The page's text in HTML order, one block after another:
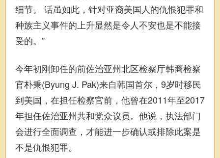
细节。 话虽如此，针对亚裔美国人的仇恨犯罪和
种族主义事件的上升显然是令人不安也是不能接
受的。”
今年初刚卸任的前佐治亚州北区检察厅韩裔检察
官朴秉(Byung J. Pak)来自韩国首尔，9岁时移民
到美国，在担任检察官前，他曾在2011年至2017
年担任佐治亚州共和党众议员。他说，执法部门
会进行全面调查，才能进一步确认或排除此案是
不是仇恨犯罪。